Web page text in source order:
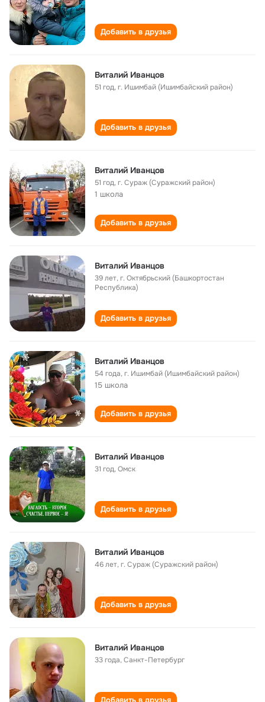
Добавить в друзья
Виталий Иванцов
51 год,г. Ишимбай (Ишимбайский район)
Добавить в друзья
Виталий Иванцов
51 год,г. Сураж (Суражский район)
1 школа
Добавить в друзья
Виталий Иванцов
39 лет,г. Октябрьский (Башкортостан
Республика)
Добавить в друзья
Виталий Иванцов
54 года,г. Ишимбай (Ишимбайский район)
15 школа
Добавить в друзья
Виталий Иванцов
31 год,Омск
Добавить в друзья
Виталий Иванцов
46 лет,г. Сураж (Суражский район)
Добавить в друзья
Виталий Иванцов
33 года,Санкт-Петербург
Добавить в друзья